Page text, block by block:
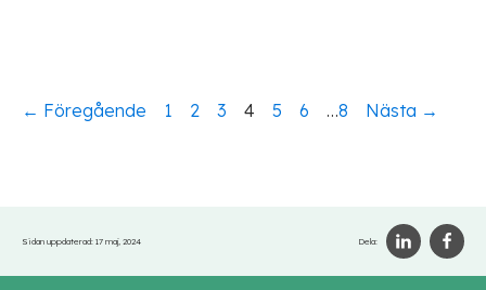
← Föregående 1 2 3 4 5 6 …8 Nästa →
Sidan uppdaterad: 17 maj, 2024 Dela: